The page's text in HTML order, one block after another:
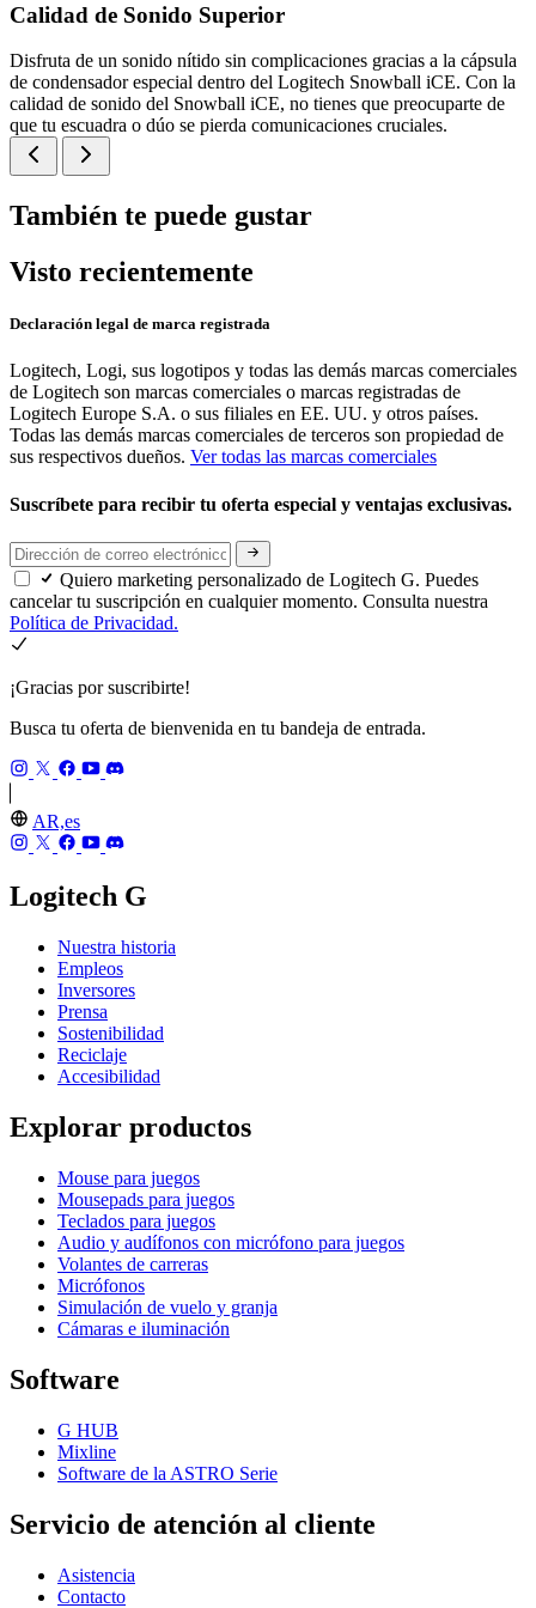
Calidad de Sonido Superior
Disfruta de un sonido nítido sin complicaciones gracias a la cápsula
de condensador especial dentro del Logitech Snowball iCE. Con la
calidad de sonido del Snowball iCE, no tienes que preocuparte de
que tu escuadra o dúo se pierda comunicaciones cruciales.
También te puede gustar
Visto recientemente
Declaración legal de marca registrada
Logitech, Logi, sus logotipos y todas las demás marcas comerciales
de Logitech son marcas comerciales o marcas registradas de
Logitech Europe S.A. o sus filiales en EE. UU. y otros países.
Todas las demás marcas comerciales de terceros son propiedad de
sus respectivos dueños. Ver todas las marcas comerciales
Suscríbete para recibir tu oferta especial y ventajas exclusivas.
Quiero marketing personalizado de Logitech G. Puedes
cancelar tu suscripción en cualquier momento. Consulta nuestra
Política de Privacidad.
¡Gracias por suscribirte!
Busca tu oferta de bienvenida en tu bandeja de entrada.
AR,es
Logitech G
Nuestra historia
Empleos
Inversores
Prensa
Sostenibilidad
Reciclaje
Accesibilidad
Explorar productos
Mouse para juegos
Mousepads para juegos
Teclados para juegos
Audio y audífonos con micrófono para juegos
Volantes de carreras
Micrófonos
Simulación de vuelo y granja
Cámaras e iluminación
Software
G HUB
Mixline
Software de la ASTRO Serie
Servicio de atención al cliente
Asistencia
Contacto